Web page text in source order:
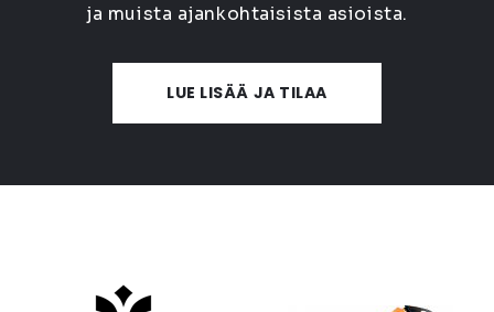
ja muista ajankohtaisista asioista.
LUE LISÄÄ JA TILAA